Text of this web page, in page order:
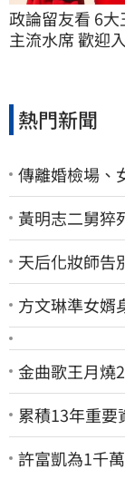
政論留友看 6
主流水席 歡迎
熱門新聞
傳離婚檢場
黃明志二舅猝
天后化妝師
方文琳準女
金曲歌王月
累積13年重
許富凱為1千